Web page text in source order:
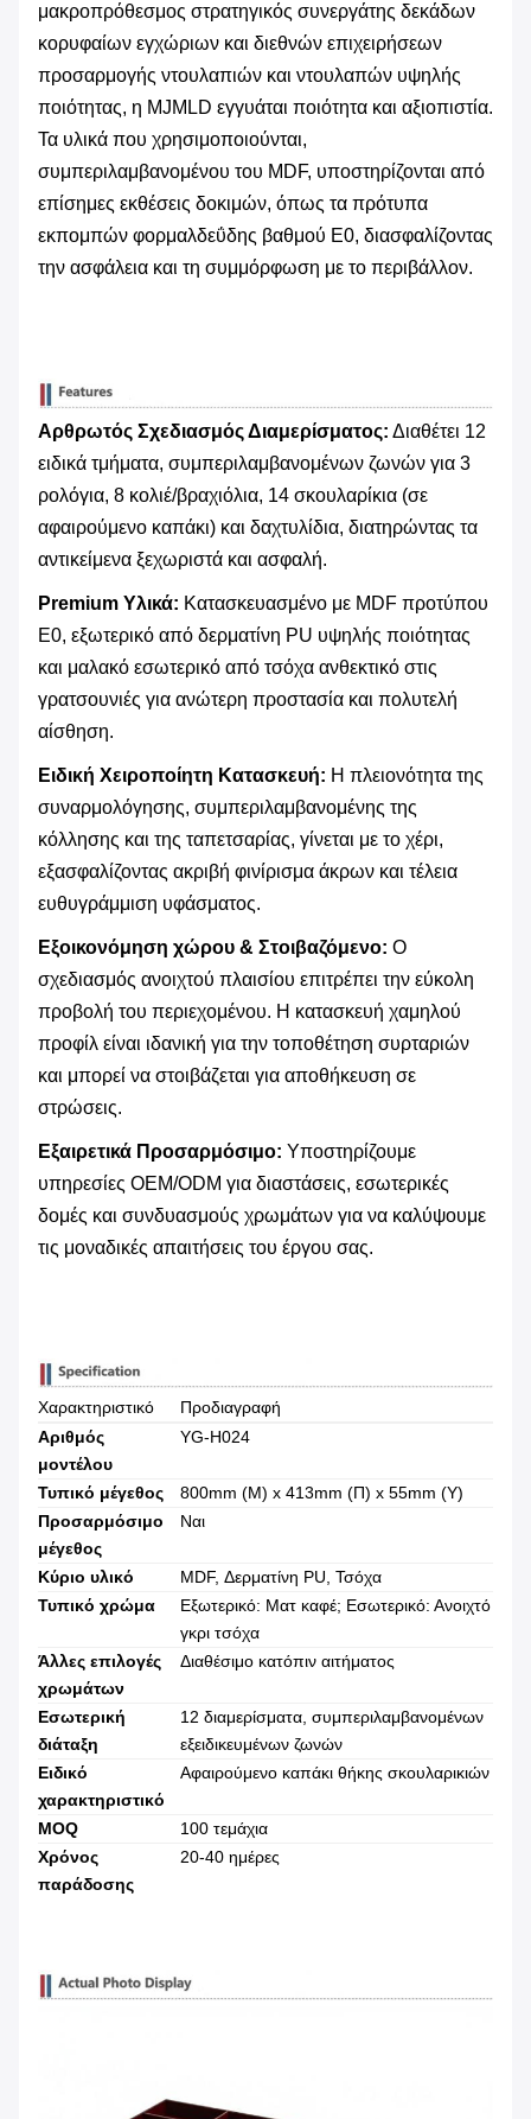
μακροπρόθεσμος στρατηγικός συνεργάτης δεκάδων
κορυφαίων εγχώριων και διεθνών επιχειρήσεων
προσαρμογής ντουλαπιών και ντουλαπών υψηλής
ποιότητας, η MJMLD εγγυάται ποιότητα και αξιοπιστία.
Τα υλικά που χρησιμοποιούνται,
συμπεριλαμβανομένου του MDF, υποστηρίζονται από
επίσημες εκθέσεις δοκιμών, όπως τα πρότυπα
εκπομπών φορμαλδεΰδης βαθμού E0, διασφαλίζοντας
την ασφάλεια και τη συμμόρφωση με το περιβάλλον.
Αρθρωτός Σχεδιασμός Διαμερίσματος: ​ Διαθέτει 12
ειδικά τμήματα, συμπεριλαμβανομένων ζωνών για 3
ρολόγια, 8 κολιέ/βραχιόλια, 14 σκουλαρίκια (σε
αφαιρούμενο καπάκι) και δαχτυλίδια, διατηρώντας τα
αντικείμενα ξεχωριστά και ασφαλή.
Premium Υλικά: ​ Κατασκευασμένο με MDF προτύπου
E0, εξωτερικό από δερματίνη PU υψηλής ποιότητας
και μαλακό εσωτερικό από τσόχα ανθεκτικό στις
γρατσουνιές για ανώτερη προστασία και πολυτελή
αίσθηση.
Ειδική Χειροποίητη Κατασκευή: ​ Η πλειονότητα της
συναρμολόγησης, συμπεριλαμβανομένης της
κόλλησης και της ταπετσαρίας, γίνεται με το χέρι,
εξασφαλίζοντας ακριβή φινίρισμα άκρων και τέλεια
ευθυγράμμιση υφάσματος.
Εξοικονόμηση χώρου & Στοιβαζόμενο: ​ Ο
σχεδιασμός ανοιχτού πλαισίου επιτρέπει την εύκολη
προβολή του περιεχομένου. Η κατασκευή χαμηλού
προφίλ είναι ιδανική για την τοποθέτηση συρταριών
και μπορεί να στοιβάζεται για αποθήκευση σε
στρώσεις.
Εξαιρετικά Προσαρμόσιμο: ​ Υποστηρίζουμε
υπηρεσίες OEM/ODM για διαστάσεις, εσωτερικές
δομές και συνδυασμούς χρωμάτων για να καλύψουμε
τις μοναδικές απαιτήσεις του έργου σας.
Χαρακτηριστικό
Προδιαγραφή
Αριθμός
μοντέλου
YG-H024
Τυπικό μέγεθος
800mm (Μ) x 413mm (Π) x 55mm (Υ)
Προσαρμόσιμο
μέγεθος
Ναι
Κύριο υλικό
MDF, Δερματίνη PU, Τσόχα
Τυπικό χρώμα
Εξωτερικό: Ματ καφέ; Εσωτερικό: Ανοιχτό
γκρι τσόχα
Άλλες επιλογές
χρωμάτων
Διαθέσιμο κατόπιν αιτήματος
Εσωτερική
διάταξη
12 διαμερίσματα, συμπεριλαμβανομένων
εξειδικευμένων ζωνών
Ειδικό
χαρακτηριστικό
Αφαιρούμενο καπάκι θήκης σκουλαρικιών
MOQ
100 τεμάχια
Χρόνος
παράδοσης
20-40 ημέρες